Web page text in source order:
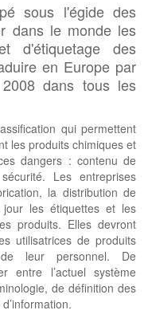
sous l'égide des
dans le monde les
d'étiquetage des
en Europe par
dans tous les
qui permettent
les produits chimiques et
dangers : contenu de
Les entreprises
la distribution de
les étiquettes et les
produits. Elles devront
utilisatrices de produits
leur personnel. De
entre l’actuel système
de définition des